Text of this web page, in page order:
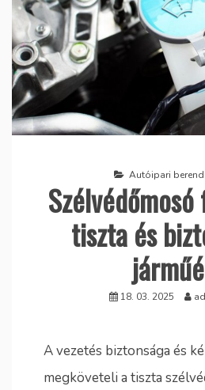
Autóipari
tiszta és
18. 03. 2025
A vezetés biztonsága és
megköveteli a tiszta